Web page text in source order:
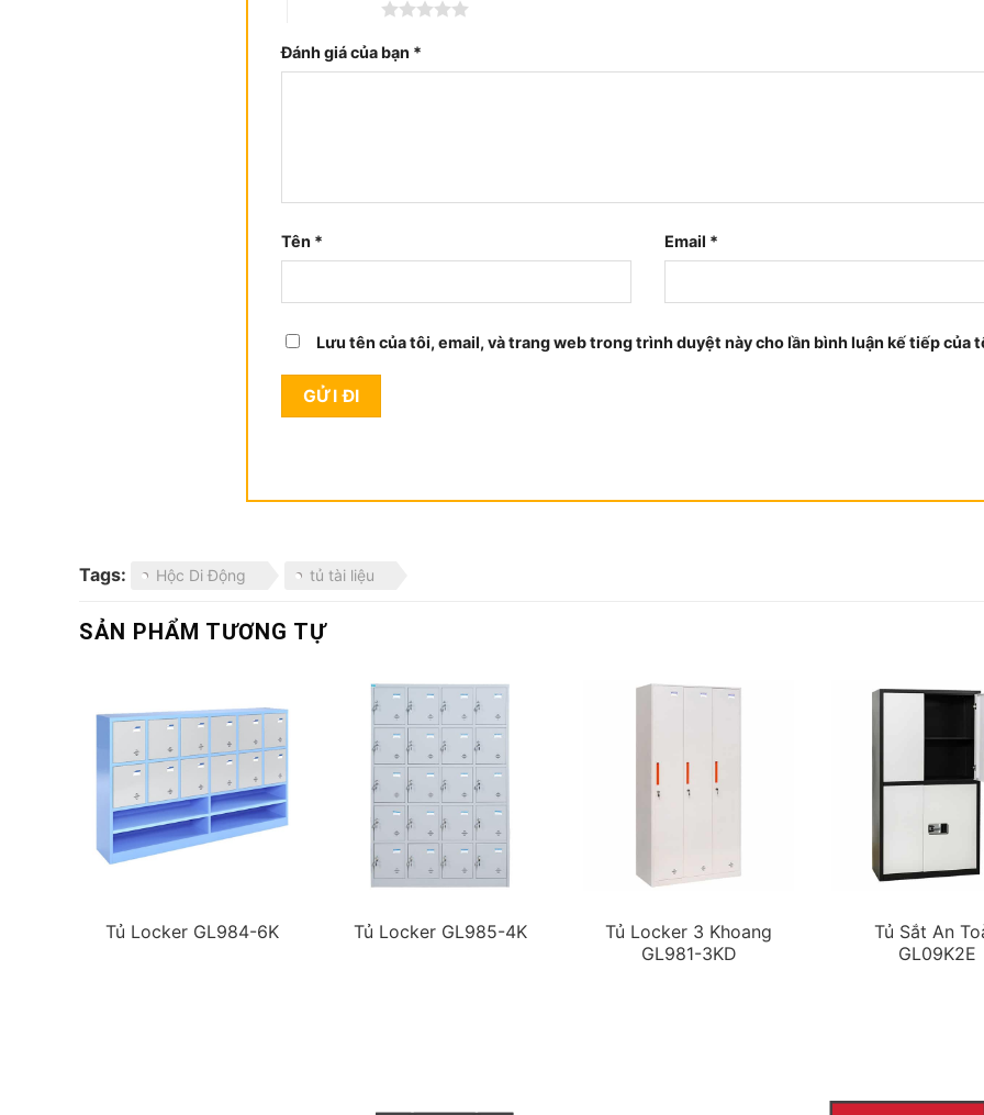
Đánh giá của bạn *
Tên * Email *
Lưu tên của tôi, email, và trang web trong trình duyệt này cho lần bình luận kế tiếp của
Tags: Hộc Di Động tủ tài liệu
SẢN PHẨM TƯƠNG TỰ
Tủ Locker GL984-6K Tủ Locker GL985-4K
Tủ Locker 3 Khoang
GL981-3KD
Tủ Sắt An
GL09K2E